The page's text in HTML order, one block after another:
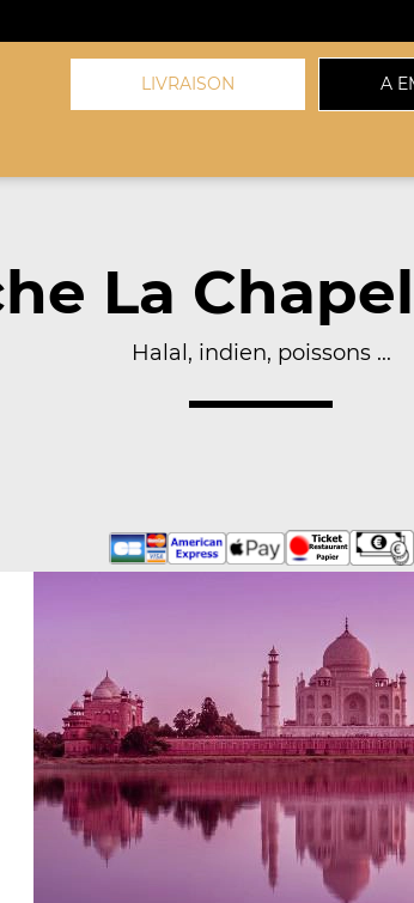
LIVRAISON A
La
Halal, indien, poissons ...